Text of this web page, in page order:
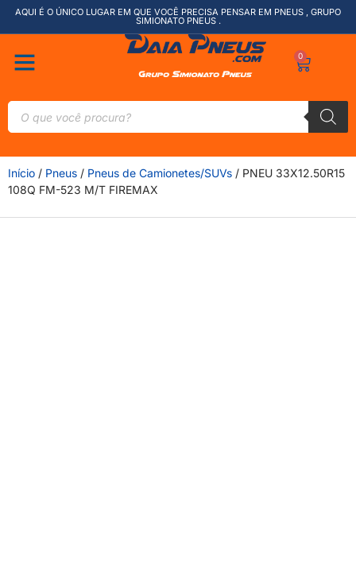
AQUI É O ÚNICO LUGAR EM QUE VOCÊ PRECISA PENSAR EM PNEUS , GRUPO
SIMIONATO PNEUS .
0
Início / Pneus / Pneus de Camionetes/SUVs / PNEU 33X12.50R15
108Q FM-523 M/T FIREMAX